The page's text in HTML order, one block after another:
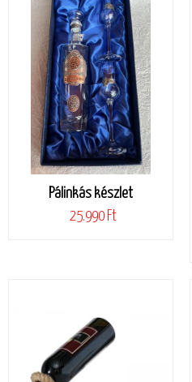
Pálinkás készlet
25.990 Ft